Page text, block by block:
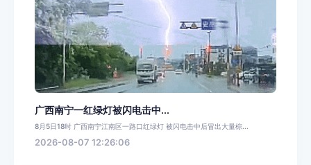
广西南宁一红绿灯被闪电击中...
8月5日18时 广西南宁江南区一路口红绿灯 被闪电击中后冒出大量棕...
2026-08-07 12:26:06